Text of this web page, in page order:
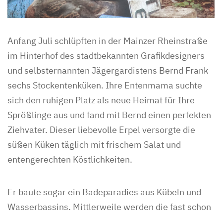
Anfang Juli schlüpften in der Mainzer Rheinstraße
im Hinterhof des stadtbekannten Grafikdesigners
und selbsternannten Jägergardistens Bernd Frank
sechs Stockentenküken. Ihre Entenmama suchte
sich den ruhigen Platz als neue Heimat für Ihre
Sprößlinge aus und fand mit Bernd einen perfekten
Ziehvater. Dieser liebevolle Erpel versorgte die
süßen Küken täglich mit frischem Salat und
entengerechten Köstlichkeiten.
Er baute sogar ein Badeparadies aus Kübeln und
Wasserbassins. Mittlerweile werden die fast schon